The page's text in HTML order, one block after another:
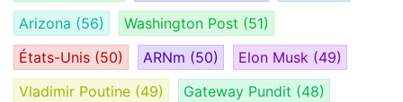
Arizona (56) Washington Post (51)
États-Unis (50) ARNm (50) Elon Musk (49)
Vladimir Poutine (49) Gateway Pundit (48)